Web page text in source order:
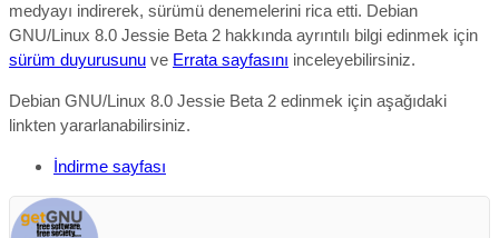
medyayı indirerek, sürümü denemelerini rica etti. Debian
GNU/Linux 8.0 Jessie Beta 2 hakkında ayrıntılı bilgi edinmek için
sürüm duyurusunu ve Errata sayfasını inceleyebilirsiniz.
Debian GNU/Linux 8.0 Jessie Beta 2 edinmek için aşağıdaki
linkten yararlanabilirsiniz.
İndirme sayfası